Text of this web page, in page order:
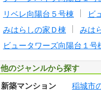
リベレ向陽台５号棟
ビ
みはらしの家Ｄ棟
みは
ビュータワーズ向陽台１号
他のジャンルから探す
新築マンション 稲城市